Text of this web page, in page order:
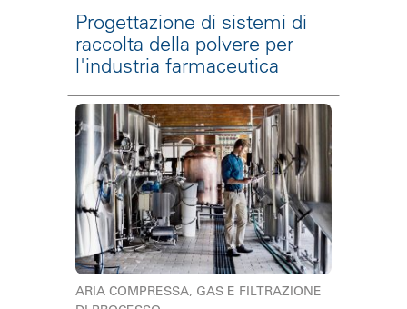
Progettazione di sistemi di
raccolta della polvere per
l'industria farmaceutica
ARIA COMPRESSA, GAS E FILTRAZIONE